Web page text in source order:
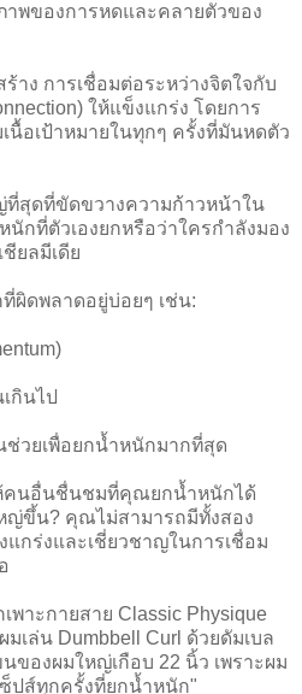
พของการหดและคลายตัวของ
ง การเชื่อมต่อระหว่างจิตใจกับ
ให้แข็งแกร่ง โดยการ
นื้อเป้าหมายในทุกๆ ครั้งที่มันหดตัว
สุดที่ขัดขวางความก้าวหน้าใน
กที่ตัวเองยกหรือว่าใครกำลังมอง
ยลมีเดีย
ดพลาดอยู่บ่อยๆ เช่น:
กินไป
ช่วยเพื่อยกน้ำหนักมากที่สุด
คนอื่นชื่นชมที่คุณยกน้ำหนักได้
ญ่ขึ้น? คุณไม่สามารถมีทั้งสอง
กร่งและเชี่ยวชาญในการเชื่อม
พาะกายสาย Classic Physique
เล่น Dumbbell Curl ด้วยดัมเบล
ของผมใหญ่เกือบ 22 นิ้ว เพราะผม
ปส์ทุกครั้งที่ยกน้ำหนัก"